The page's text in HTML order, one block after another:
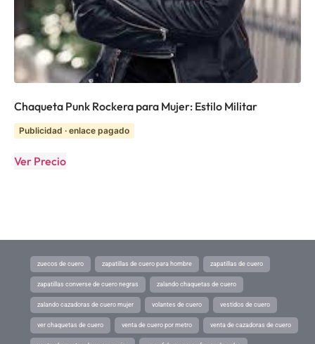
Chaqueta Punk Rockera para Mujer: Estilo Militar
Publicidad · enlace pagado
Ver Precio
zuecos de cuero zapatillas de cuero para hombre zapatillas de cuero
zapatillas converse de cuero negras zalando chaquetas de cuero
zalando cazadoras de cuero mujer volantes de cuero vestidos de cuero
ver chaquetas de cuero venta de cuero por metro venta de cazadoras de cuero